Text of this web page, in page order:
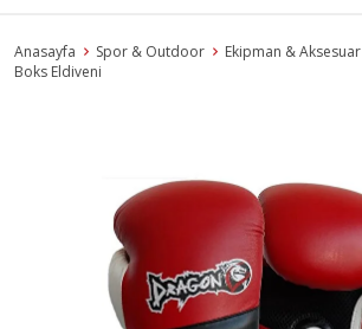
Anasayfa Spor & Outdoor Ekipman & Aksesuar
Boks Eldiveni